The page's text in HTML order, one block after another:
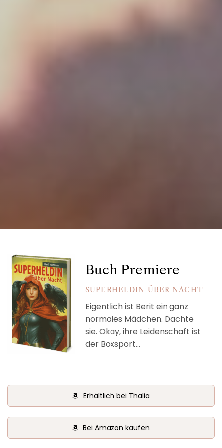
Buch Premiere
SUPERHELDIN ÜBER NACHT
Eigentlich ist Berit ein ganz
normales Mädchen. Dachte
sie. Okay, ihre Leidenschaft ist
der Boxsport…
Erhältlich bei Thalia
Bei Amazon kaufen